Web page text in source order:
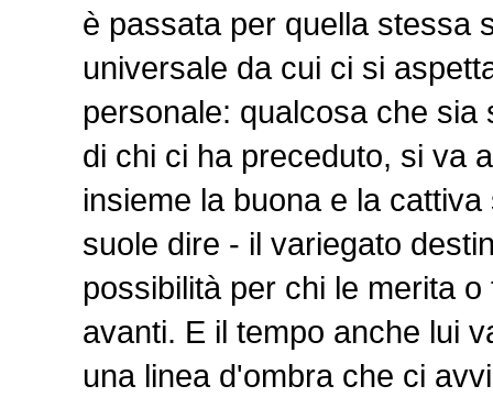
è passata per quella stessa
universale da cui ci si
personale: qualcosa che
di chi ci ha preceduto, si va
insieme la buona e la
suole dire -­ il variegato
possibilità per chi le merita
avanti. E il tempo anche lui
una linea d'ombra che ci